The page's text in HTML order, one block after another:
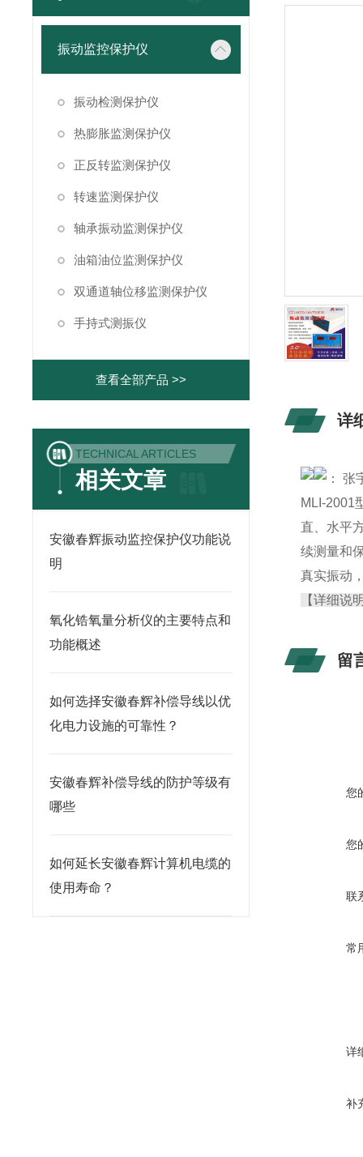
振动监控保护仪
振动检测保护仪
热膨胀监测保护仪
正反转监测保护仪
转速监测保护仪
轴承振动监测保护仪
油箱油位监测保护仪
双通道轴位移监测保护仪
手持式测振仪
查看全部产品 >>
TECHNICAL ARTICLES
相关文章
安徽春辉振动监控保护仪功能说
明
氧化锆氧量分析仪的主要特点和
功能概述
如何选择安徽春辉补偿导线以优
化电力设施的可靠性？
安徽春辉补偿导线的防护等级有
哪些
如何延长安徽春辉计算机电缆的
使用寿命？
详
：
MLI-2001
直、水平
续测量和
真实振动
【详细说
留
您
您
联
常
详
补